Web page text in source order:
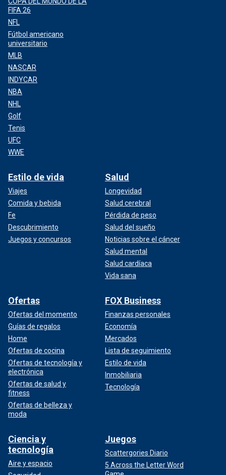
FIFA 26
NFL
Fútbol americano
universitario
MLB
NASCAR
INDYCAR
NBA
NHL
Golf
Tenis
UFC
WWE
Estilo de vida
Viajes
Comida y bebida
Fe
Descubrimiento
Juegos y concursos
Salud
Longevidad
Salud cerebral
Pérdida de peso
Salud del sueño
Noticias sobre el cáncer
Salud mental
Salud cardíaca
Vida sana
Ofertas
Ofertas del momento
Guías de regalos
Home
Ofertas de cocina
Ofertas de tecnología y
electrónica
Ofertas de salud y
fitness
Ofertas de belleza y
moda
FOX Business
Finanzas personales
Economía
Mercados
Lista de seguimiento
Estilo de vida
Inmobiliaria
Tecnología
Ciencia y
tecnología
Aire y espacio
Juegos
Scattergories Diario
5 Across the Letter Word